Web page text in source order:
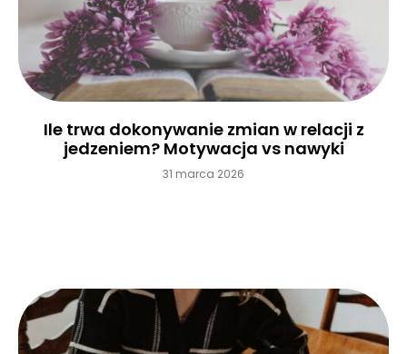
Ile trwa dokonywanie zmian w relacji z
jedzeniem? Motywacja vs nawyki
31 marca 2026